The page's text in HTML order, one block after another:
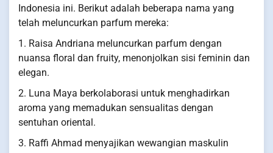
Indonesia ini. Berikut adalah beberapa nama yang
telah meluncurkan parfum mereka:
1. Raisa Andriana meluncurkan parfum dengan
nuansa floral dan fruity, menonjolkan sisi feminin dan
elegan.
2. Luna Maya berkolaborasi untuk menghadirkan
aroma yang memadukan sensualitas dengan
sentuhan oriental.
3. Raffi Ahmad menyajikan wewangian maskulin